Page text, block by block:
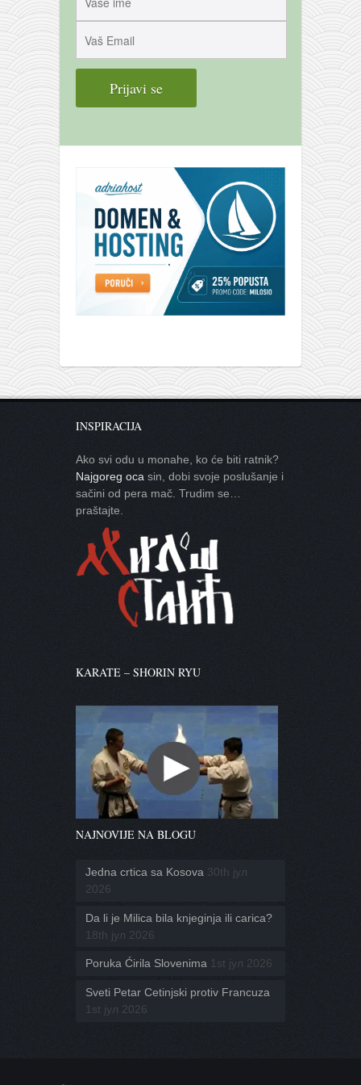
članarina
besplatna e-knjiga
termini treninga
moja priča
fotke
INSPIRACIJA
Ako svi odu u monahe, ko će biti ratnik?
Najgoreg oca sin, dobi svoje poslušanje i
sačini od pera mač. Trudim se…
praštajte.
KARATE – SHORIN RYU
NAJNOVIJE NA BLOGU
Jedna crtica sa Kosova 30th јул
2026
Da li je Milica bila knjeginja ili carica?
18th јул 2026
Poruka Ćirila Slovenima 1st јул 2026
Sveti Petar Cetinjski protiv Francuza
1st јул 2026